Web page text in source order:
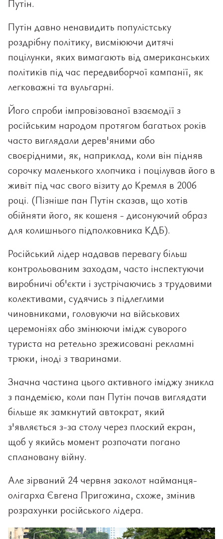
Путін.
Путін давно ненавидить популістську
роздрібну політику, висміюючи дитячі
поцілунки, яких вимагають від американських
політиків під час передвиборчої кампанії, як
легковажні та вульгарні.
Його спроби імпровізованої взаємодії з
російським народом протягом багатьох років
часто виглядали дерев'яними або
своєрідними, як, наприклад, коли він підняв
сорочку маленького хлопчика і поцілував його в
живіт під час свого візиту до Кремля в 2006
році. (Пізніше пан Путін сказав, що хотів
обійняти його, як кошеня - дисонуючий образ
для колишнього підполковника КДБ).
Російський лідер надавав перевагу більш
контрольованим заходам, часто інспектуючи
виробничі об'єкти і зустрічаючись з трудовими
колективами, судячись з підлеглими
чиновниками, головуючи на військових
церемоніях або змінюючи імідж суворого
туриста на ретельно зрежисовані рекламні
трюки, іноді з тваринами.
Значна частина цього активного іміджу зникла
з пандемією, коли пан Путін почав виглядати
більше як замкнутий автократ, який
з'являється з-за столу через плоский екран,
щоб у якийсь момент розпочати погано
сплановану війну.
Але зірваний 24 червня заколот найманця-
олігарха Євгена Пригожина, схоже, змінив
розрахунки російського лідера.